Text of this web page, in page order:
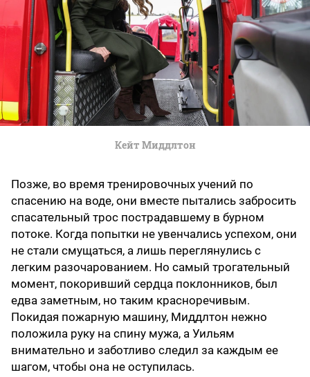
Кейт Миддлтон
Позже, во время тренировочных учений по
спасению на воде, они вместе пытались забросить
спасательный трос пострадавшему в бурном
потоке. Когда попытки не увенчались успехом, они
не стали смущаться, а лишь переглянулись с
легким разочарованием. Но самый трогательный
момент, покоривший сердца поклонников, был
едва заметным, но таким красноречивым.
Покидая пожарную машину, Миддлтон нежно
положила руку на спину мужа, а Уильям
внимательно и заботливо следил за каждым ее
шагом, чтобы она не оступилась.